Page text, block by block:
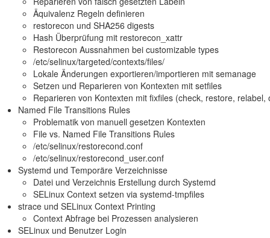
Äquivalenz Regeln definieren
restorecon und SHA256 digests
Hash Überprüfung mit restorecon_xattr
Restorecon Aussnahmen bei customizable types
/etc/selinux/targeted/contexts/files/
Lokale Änderungen exportieren/importieren mit semanage
Setzen und Reparieren von Kontexten mit setfiles
Reparieren von Kontexten mit fixfiles (check, restore, relabel,
Named File Transitions Rules
Problematik von manuell gesetzen Kontexten
File vs. Named File Transitions Rules
/etc/selinux/restorecond.conf
/etc/selinux/restorecond_user.conf
Systemd und Temporäre Verzeichnisse
Datei und Verzeichnis Erstellung durch Systemd
SELinux Context setzen via systemd-tmpfiles
strace und SELinux Context Printing
Context Abfrage bei Prozessen analysieren
SELinux und Benutzer Login